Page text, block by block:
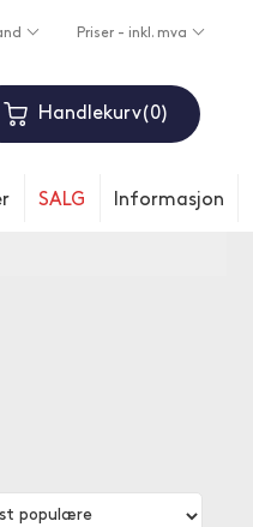
Priser - inkl. mva
Handlekurv 0
SALG Informasjon